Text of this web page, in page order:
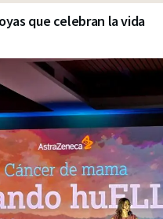
que celebran la vida